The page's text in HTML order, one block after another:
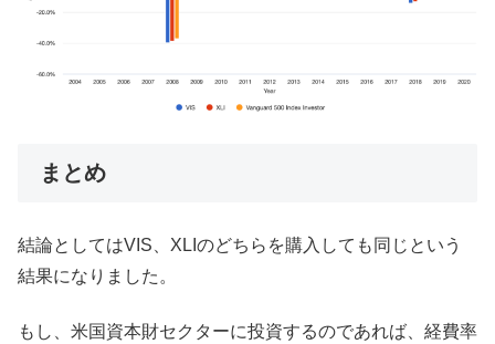
まとめ
結論としてはVIS、XLIのどちらを購入しても同じという
結果になりました。
もし、米国資本財セクターに投資するのであれば、経費率